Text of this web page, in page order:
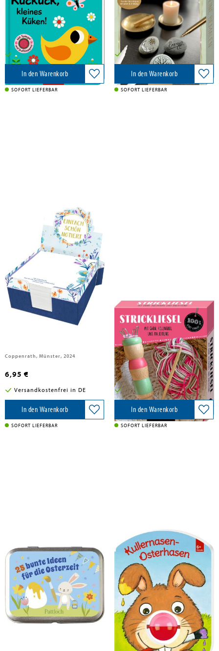
Coppenrath, 2024
10,00 €
Versandkostenfrei in DE
In den Warenkorb
SOFORT LIEFERBAR
Coppenrath, 2024
11,95 €
Versandkostenfrei in DE
In den Warenkorb
SOFORT LIEFERBAR
Zettelkästchen
Coppenrath, Münster, 2024
6,95 €
Versandkostenfrei in DE
In den Warenkorb
SOFORT LIEFERBAR
Strickliesel
Coppenrath, 2024
7,95 €
Versandkostenfrei in DE
In den Warenkorb
SOFORT LIEFERBAR